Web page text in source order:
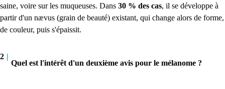
saine, voire sur les muqueuses. Dans 30 % des cas, il se développe à
partir d'un nævus (grain de beauté) existant, qui change alors de forme,
de couleur, puis s'épaissit.
2 |
Quel est l'intérêt d'un deuxième avis pour le mélanome ?